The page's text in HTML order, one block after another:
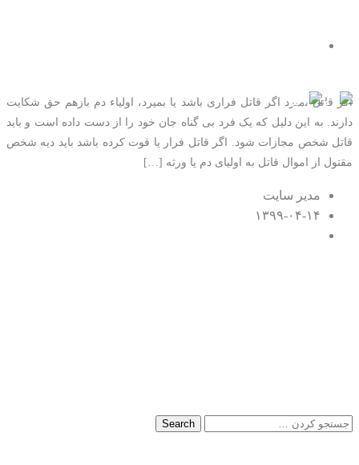
بمیرد چیست؟
اگر قاتل بمیرد اگر قاتل فراری باشد یا بمیرد، اولیاء دم بازهم حق شکایت
دارند. به این دلیل که یک فرد بی گناه جان خود را از دست داده است و باید
قاتل شخص مجازات شود. اگر قاتل فرار یا فوت کرده باشد باید دیه شخص
مقتول از اموال قاتل به اولیای دم یا ورثه […]
مدیر سایت
۱۳۹۹-۰۴-۱۴